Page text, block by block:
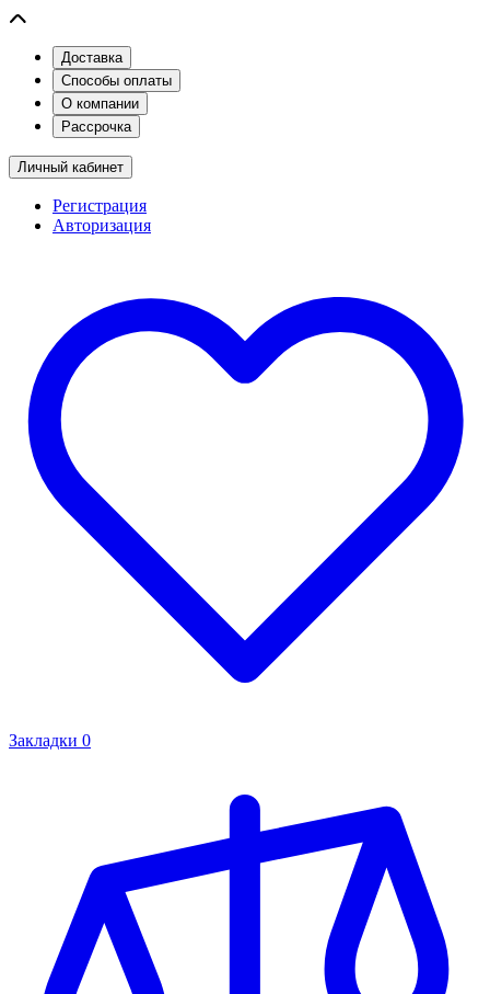
Доставка
Способы оплаты
О компании
Рассрочка
Личный кабинет
Регистрация
Авторизация
Закладки 0